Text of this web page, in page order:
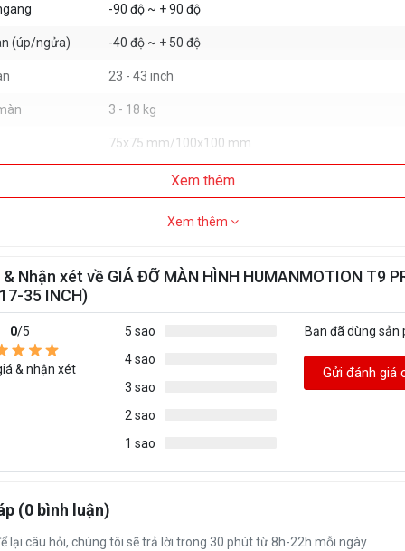
-90 độ ~ + 90 độ
(úp/ngửa) -40 độ ~ + 50 độ
23 - 43 inch
3 - 18 kg
75x75 mm/100x100 mm
Trắng, XámXem thêm
Xem thêm
Nhận xét về GIÁ ĐỠ MÀN HÌNH HUMANMOTION T9
35 INCH)
0/5
& nhận xét
5 sao
4 sao
3 sao
2 sao
1 sao
Bạn đã dùng sản
Gửi đánh giá
(0 bình luận)